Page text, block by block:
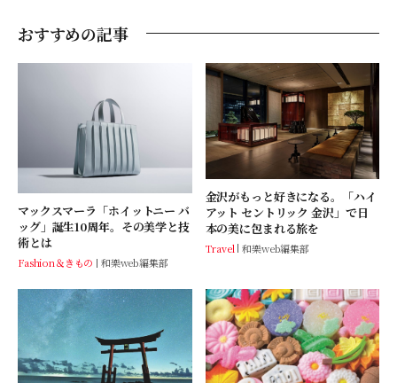
おすすめの記事
マックスマーラ「ホイットニー バ
ッグ」誕生10周年。その美学と技
術とは
Fashion＆きもの 和樂web編集部
金沢がもっと好きになる。「ハイ
アット セントリック 金沢」で日
本の美に包まれる旅を
Travel 和樂web編集部